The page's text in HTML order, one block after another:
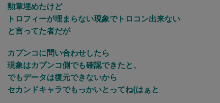
勲章埋めたけど
トロフィーが埋まらない現象でトロコン出来ない
と言ってた者だが
カプンコに問い合わせしたら
現象はカプンコ側でも確認できたと、
でもデータは復元できないから
セカンドキャラでもっかいとってね(はぁと